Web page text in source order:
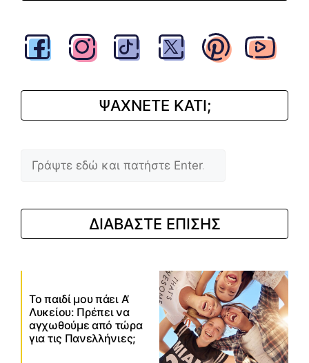
ΨΑΧΝΕΤΕ ΚΑΤΙ;
ΔΙΑΒΑΣΤΕ ΕΠΙΣΗΣ
Το παιδί μου πάει Α’
Λυκείου: Πρέπει να
αγχωθούμε από τώρα
για τις Πανελλήνιες;